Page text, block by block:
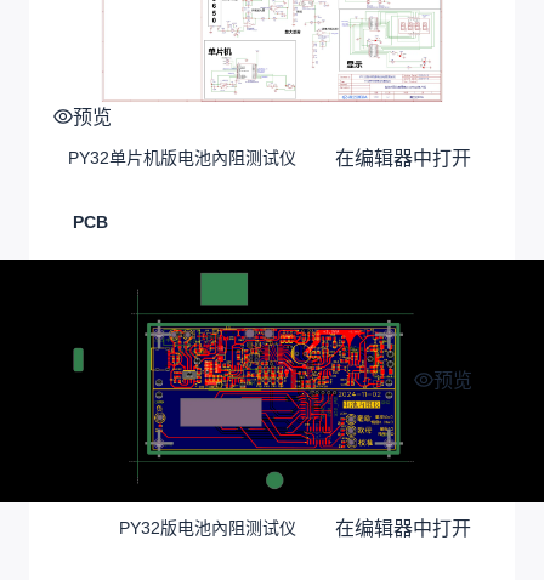
预览
PY32单片机版电池內阻测试仪 在编辑器中打开
PCB
预览
PY32版电池內阻测试仪 在编辑器中打开